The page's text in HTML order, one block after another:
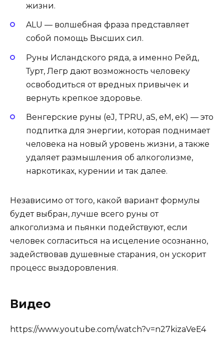
жизни.
ALU — волшебная фраза представляет
собой помощь Высших сил.
Руны Исландского ряда, а именно Рейд,
Турт, Легр дают возможность человеку
освободиться от вредных привычек и
вернуть крепкое здоровье.
Венгерские руны (eJ, TPRU, aS, eM, eK) — это
подпитка для энергии, которая поднимает
человека на новый уровень жизни, а также
удаляет размышления об алкоголизме,
наркотиках, курении и так далее.
Независимо от того, какой вариант формулы
будет выбран, лучше всего руны от
алкоголизма и пьянки подействуют, если
человек согласиться на исцеление осознанно,
задействовав душевные старания, он ускорит
процесс выздоровления.
Видео
https://www.youtube.com/watch?v=n27kizaVeE4